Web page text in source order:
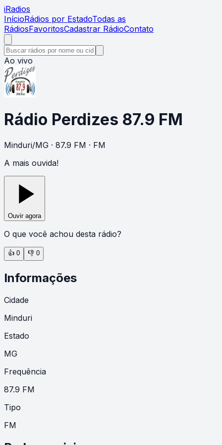
iRadios
InícioRádios por EstadoTodas as
RádiosFavoritosCadastrar RádioContato
Ao vivo
Rádio Perdizes 87.9 FM
Minduri/MG · 87.9 FM · FM
A mais ouvida!
Ouvir agora
O que você achou desta rádio?
👍 0 👎 0
Informações
Cidade
Minduri
Estado
MG
Frequência
87.9 FM
Tipo
FM